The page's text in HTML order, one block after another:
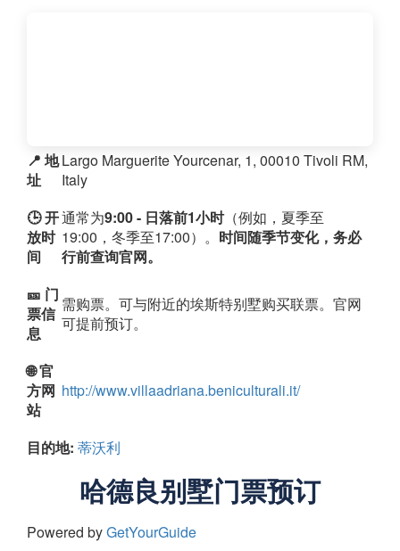
📍 地
址
Largo Marguerite Yourcenar, 1, 00010 Tivoli RM,
Italy
🕒 开
放时
间
通常为9:00 - 日落前1小时（例如，夏季至
19:00，冬季至17:00）。 时间随季节变化，务必
行前查询官网。
🎫 门
票信
息
需购票。可与附近的埃斯特别墅购买联票。官网
可提前预订。
🌐 官
方网
站
http://www.villaadriana.beniculturali.it/
目的地: 蒂沃利
哈德良别墅门票预订
Powered byGetYourGuide